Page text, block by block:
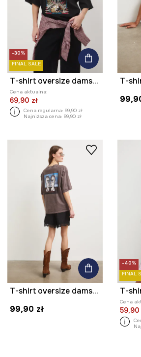
-30%
FINAL SALE
T-shirt oversize damski bawełniany Metallica
Cena aktualna:
69,90 zł
Cena regularna: 99,90 zł
Najniższa cena: 99,90 zł
T-shirt oversize damski bawełniany Pink Floyd
99,90 zł
-40%
FINAL
Cena
59,90